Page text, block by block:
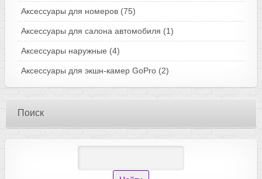
Аксессуары для номеров (75)
Аксессуары для салона автомобиля (1)
Аксессуары наружные (4)
Аксессуары для экшн-камер GoPro (2)
Поиск